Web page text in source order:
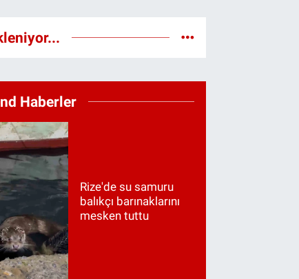
Haberler
Rize'de su samuru
balıkçı barınaklarını
mesken tuttu